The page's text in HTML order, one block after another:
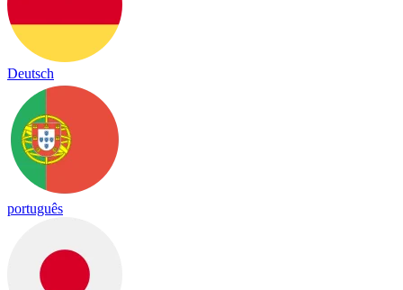
Deutsch
português